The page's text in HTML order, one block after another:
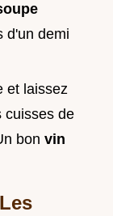
d'un demi
et laissez
cuisses de
bon vin